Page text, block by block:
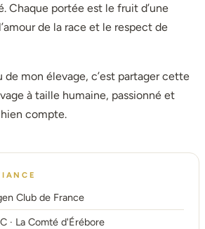
Chaque portée est le fruit d’une
de la race et le respect de
mon élevage, c’est partager cette
à taille humaine, passionné et
compte.
Club de France
· La Comté d'Érébore